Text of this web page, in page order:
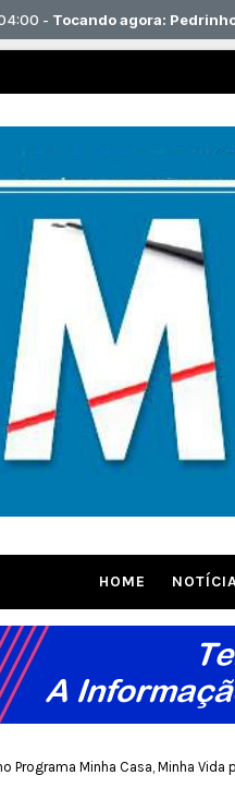
HOME
Programa Minha Casa, Minha